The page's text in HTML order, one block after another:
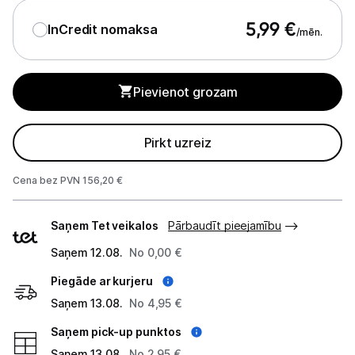
Tosteri
Sviestmaižu tosteri
Grili
Augļu žāvētāji
Sulu spiedes
Gaļas maļamās mašīnas
InCredit nomaksa 5,99 €/mēn.
Pievienot grozam
Pirkt uzreiz
Cena bez PVN 156,20 €
veidi
Saņem Tet veikalos
Pārbaudīt pieejamību
Saņem 12.08. No 0,00 €
Piegāde ar kurjeru
Saņem 13.08. No 4,95 €
Saņem pick-up punktos